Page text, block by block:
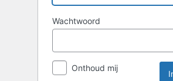
Wachtwoord
Onthoud mij